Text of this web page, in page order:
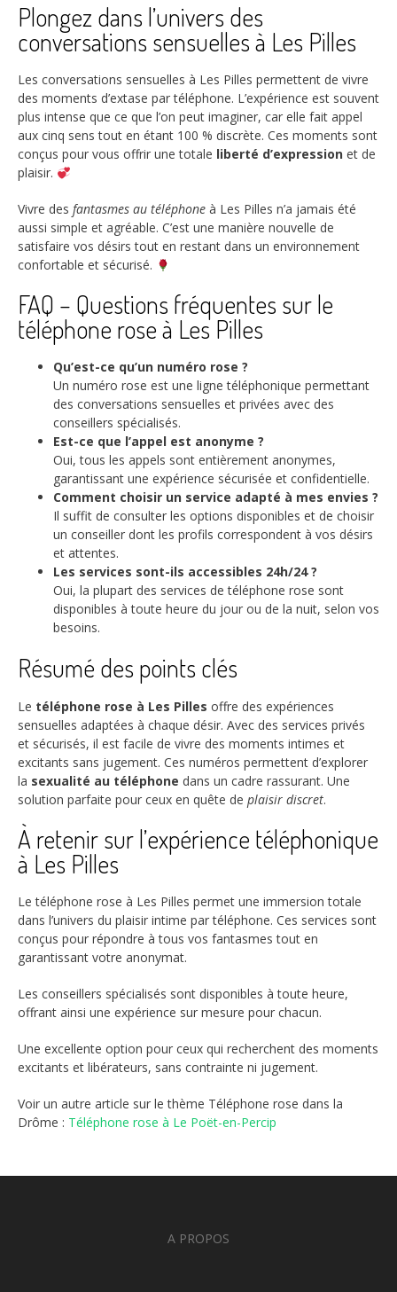
Plongez dans l’univers des
conversations sensuelles à Les Pilles
Les conversations sensuelles à Les Pilles permettent de vivre
des moments d’extase par téléphone. L’expérience est souvent
plus intense que ce que l’on peut imaginer, car elle fait appel
aux cinq sens tout en étant 100 % discrète. Ces moments sont
conçus pour vous offrir une totale liberté d’expression et de
plaisir.
Vivre des fantasmes au téléphone à Les Pilles n’a jamais été
aussi simple et agréable. C’est une manière nouvelle de
satisfaire vos désirs tout en restant dans un environnement
confortable et sécurisé.
FAQ – Questions fréquentes sur le
téléphone rose à Les Pilles
Qu’est-ce qu’un numéro rose ?
Un numéro rose est une ligne téléphonique permettant
des conversations sensuelles et privées avec des
conseillers spécialisés.
Est-ce que l’appel est anonyme ?
Oui, tous les appels sont entièrement anonymes,
garantissant une expérience sécurisée et confidentielle.
Comment choisir un service adapté à mes envies ?
Il suffit de consulter les options disponibles et de choisir
un conseiller dont les profils correspondent à vos désirs
et attentes.
Les services sont-ils accessibles 24h/24 ?
Oui, la plupart des services de téléphone rose sont
disponibles à toute heure du jour ou de la nuit, selon vos
besoins.
Résumé des points clés
Le téléphone rose à Les Pilles offre des expériences
sensuelles adaptées à chaque désir. Avec des services privés
et sécurisés, il est facile de vivre des moments intimes et
excitants sans jugement. Ces numéros permettent d’explorer
la sexualité au téléphone dans un cadre rassurant. Une
solution parfaite pour ceux en quête de plaisir discret.
À retenir sur l’expérience téléphonique
à Les Pilles
Le téléphone rose à Les Pilles permet une immersion totale
dans l’univers du plaisir intime par téléphone. Ces services sont
conçus pour répondre à tous vos fantasmes tout en
garantissant votre anonymat.
Les conseillers spécialisés sont disponibles à toute heure,
offrant ainsi une expérience sur mesure pour chacun.
Une excellente option pour ceux qui recherchent des moments
excitants et libérateurs, sans contrainte ni jugement.
Voir un autre article sur le thème Téléphone rose dans la
Drôme : Téléphone rose à Le Poët-en-Percip
A PROPOS